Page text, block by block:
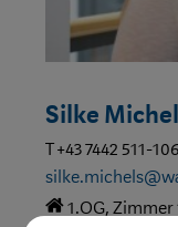
Silke
T +43 7442 511-106
1.OG, Zimmer